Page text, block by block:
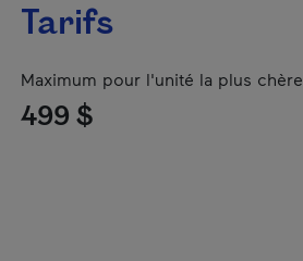
Tarifs
Maximum pour l'unité la plus chère
499 $